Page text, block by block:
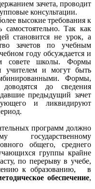
зачета, проводит
консультации.
высокие требования к
самостоятельно. Так как
становится не урок, а
зачетов по учебным
году обсуждается и
совете школы. Формы
учителем и могут быть
Формы,
до сведения
предыдущий зачет
и ликвидируют
программ должно
государственному
общего, среднего
группы крайне
по перерыву в учебе,
к образованию, в
обеспечение,